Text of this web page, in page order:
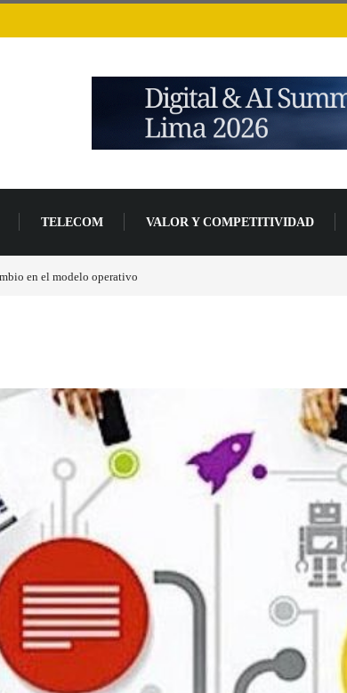
TELECOM VALOR Y COMPETITIVIDAD
Los ingresos por semiconductores aumentarán más de un 94